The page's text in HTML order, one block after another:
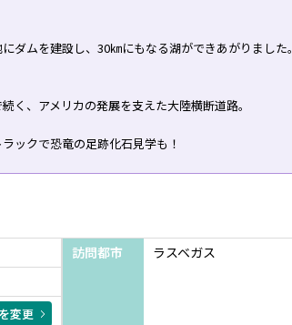
ダムを建設し、30㎞にもなる湖ができあがりました。
く、アメリカの発展を支えた大陸横断道路。
ックで恐竜の足跡化石見学も！
変更
訪問都市 ラスベガス